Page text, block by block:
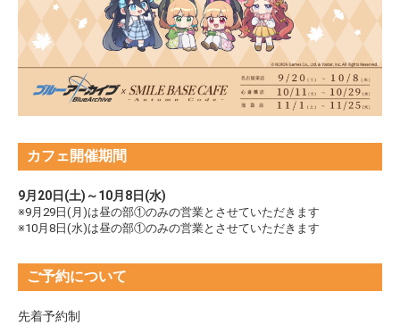
カフェ開催期間
9月20日(土)～10月8日(水)
※9月29日(月)は昼の部①のみの営業とさせていただきます
※10月8日(水)は昼の部①のみの営業とさせていただきます
ご予約について
先着予約制